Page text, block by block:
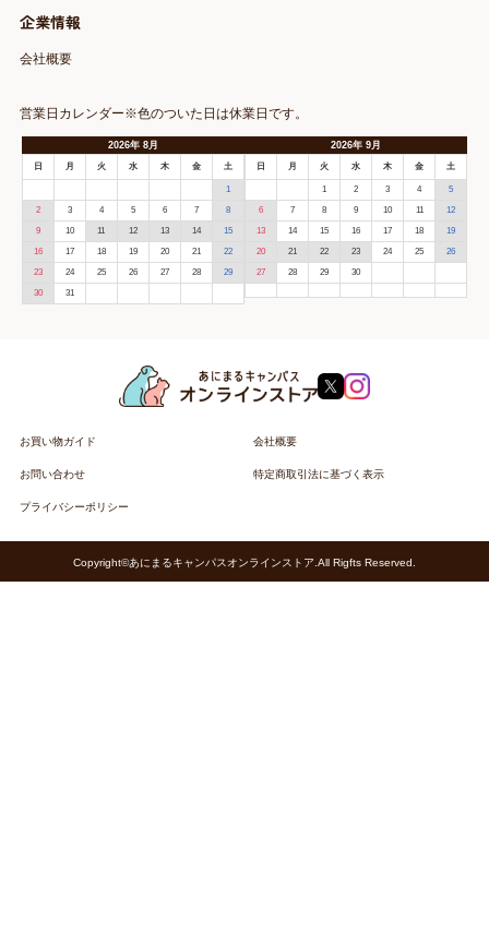
企業情報
会社概要
営業日カレンダー※色のついた日は休業日です。
2026年 8月
日 月 火 水 木 金 土
1
2 3 4 5 6 7 8
9 10 11 12 13 14 15
16 17 18 19 20 21 22
23 24 25 26 27 28 29
30 31
2026年9月
日 月 火 水 木 金 土
1 2 3 4 5
6 7 8 9 10 11 12
13 14 15 16 17 18 19
20 21 22 23 24 25 26
27 28 29 30
お買い物ガイド 会社概要
お問い合わせ 特定商取引法に基づく表示
プライバシーポリシー
Copyright©あにまるキャンパスオンラインストア.All Rigfts Reserved.